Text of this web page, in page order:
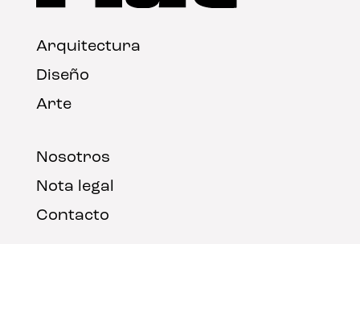
Arquitectura
Diseño
Arte
Nosotros
Nota legal
Contacto